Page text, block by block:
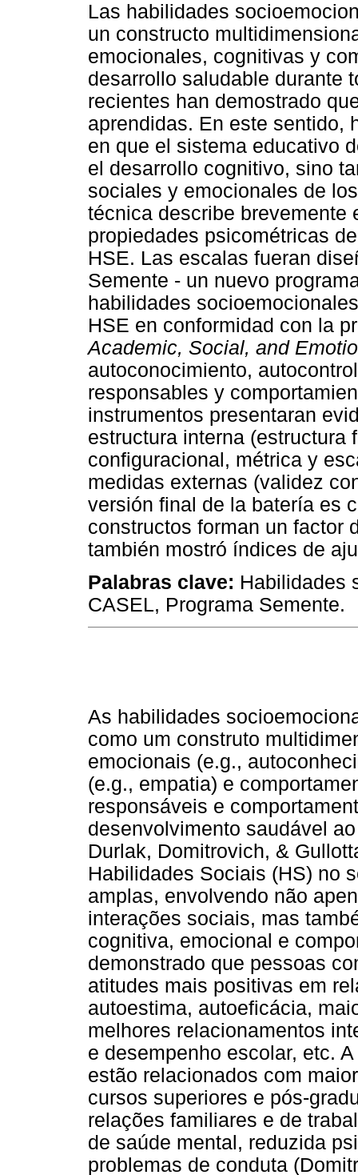
Las habilidades
un constructo
emocionales, cognitivas y
desarrollo saludable durante
recientes han demostrado
aprendidas. En este sentido,
en que el sistema educativo
el desarrollo cognitivo, sino
sociales y emocionales de
técnica describe brevemente
propiedades psicométricas
HSE. Las escalas fueran
Semente - un nuevo
habilidades
HSE en conformidad con la
Academic, Social, and
autoconocimiento,
responsables y
instrumentos presentaran
estructura interna
configuracional, métrica y
medidas externas (validez
versión final de la batería es
constructos forman un factor
también mostró índices de
Palabras clave: Habilidades
CASEL, Programa Semente.
As habilidades
como um construto
emocionais (e.g.,
(e.g., empatia) e
responsáveis e
desenvolvimento saudável
Durlak, Domitrovich, &
Habilidades Sociais (HS) no
amplas, envolvendo não
interações sociais, mas
cognitiva, emocional e
demonstrado que pessoas
atitudes mais positivas em
autoestima, autoeficácia,
melhores relacionamentos
e desempenho escolar, etc.
estão relacionados com
cursos superiores e pós-
relações familiares e de
de saúde mental, reduzida
problemas de conduta